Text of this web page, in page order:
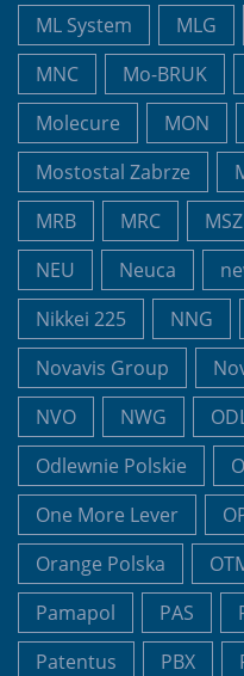
ML System
MLG
MNC
Mo-BRUK
Molecure
MON
Mostostal Zabrze
MRB
MRC MSZ
NEU
Neuca
Nikkei 225
NNG
Novavis Group
NVO
NWG
Odlewnie Polskie
One More Lever
Orange Polska
Pamapol
PAS
Patentus
PBX